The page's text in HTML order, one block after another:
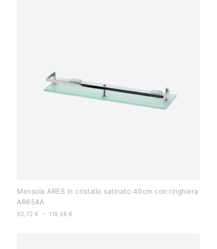
Mensola ARES in cristallo satinato 40cm con ringhiera
AR654A
92,72 € - 119,56 €